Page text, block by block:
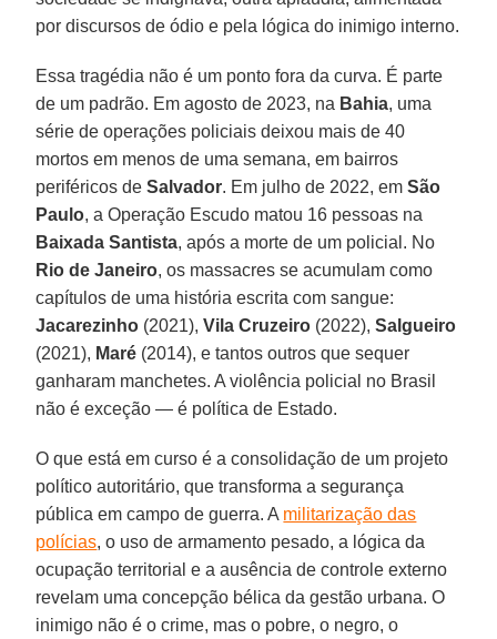
por discursos de ódio e pela lógica do inimigo interno.
Essa tragédia não é um ponto fora da curva. É parte
de um padrão. Em agosto de 2023, na Bahia, uma
série de operações policiais deixou mais de 40
mortos em menos de uma semana, em bairros
periféricos deSalvador. Em julho de 2022, emSão
Paulo, a Operação Escudo matou 16 pessoas na
Baixada Santista, após a morte de um policial. No
Rio de Janeiro, os massacres se acumulam como
capítulos de uma história escrita com sangue:
Jacarezinho (2021),Vila Cruzeiro (2022),Salgueiro
(2021), Maré (2014), e tantos outros que sequer
ganharam manchetes. A violência policial no Brasil
não é exceção — é política de Estado.
O que está em curso é a consolidação de um projeto
político autoritário, que transforma a segurança
pública em campo de guerra. A militarização das
polícias, o uso de armamento pesado, a lógica da
ocupação territorial e a ausência de controle externo
revelam uma concepção bélica da gestão urbana. O
inimigo não é o crime, mas o pobre, o negro, o